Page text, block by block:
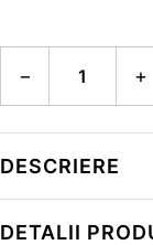
− +
DESCRIERE
DETALII